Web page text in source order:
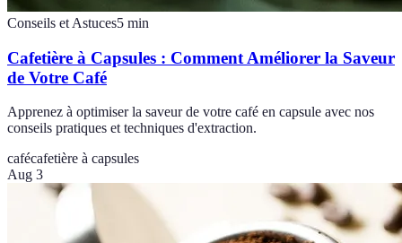
Conseils et Astuces5 min
Cafetière à Capsules : Comment Améliorer la Saveur
de Votre Café
Apprenez à optimiser la saveur de votre café en capsule avec nos
conseils pratiques et techniques d'extraction.
cafécafetière à capsules
Aug 3